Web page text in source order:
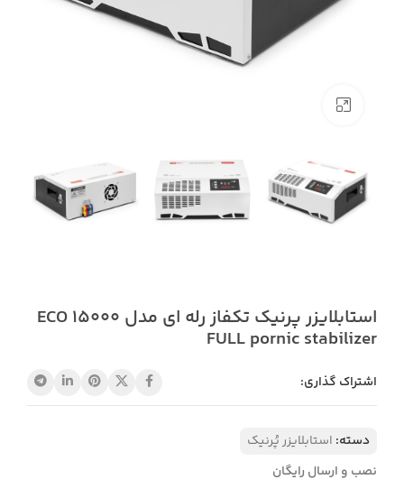
استابلایزر پرنیک تکفاز رله ای مدل ECO 15000
FULL pornic stabilizer
اشتراک گذاری:
دسته: استابلایزر پُرنیک
نصب و ارسال رایگان